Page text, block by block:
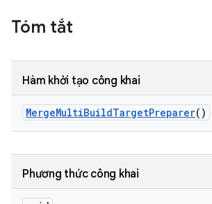
Tóm tắt
Hàm khởi tạo công khai
MergeMultiBuildTargetPreparer()
Phương thức công khai